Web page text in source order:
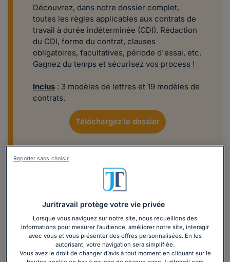
Découvrez, dans notre dossier complet,
toutes les règles applicables aux contrats de
travail à durée indéterminée (CDI). Rédaction
du CDI, forme du contrat, clauses
obligatoires, facultatives, période d'essai, etc.
Gagnez du temps et sécurisez vos process !
Inclus : 3 modèles de lettres et 19 modèles de
contrats.
Téléchargez le dossier
Étape 1 : je vérifie si la signature d'un contrat
de travail est obligatoire
Absence de signature en cas d'embauche en CDI
à temps plein
Il n'estpas nécessaire qu'un contrat soit signélorsque
vous embauchez un salarié enCDI à temps plein
que la convention collective applicable au sein de votre
Juritravail protège votre vie privée
Lorsque vous naviguez sur notre site, nous recueillons des
informations pour mesurer l’audience, améliorer notre site, interagir
avec vous et vous présenter des offres personnalisées. En les
autorisant, votre navigation sera simplifiée.
Vous avez le droit de changer d’avis à tout moment en cliquant sur le
Reporter sans choisir